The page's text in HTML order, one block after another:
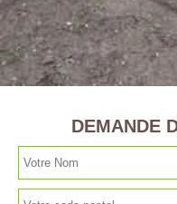
DEMANDE